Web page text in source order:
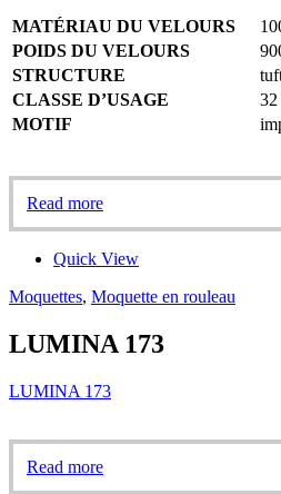
MATÉRIAU DU VELOURS
POIDS DU VELOURS
STRUCTURE
CLASSE D’USAGE
32
MOTIF
Read more
Quick View
Moquettes, Moquette en rouleau
LUMINA 173
LUMINA 173
Read more